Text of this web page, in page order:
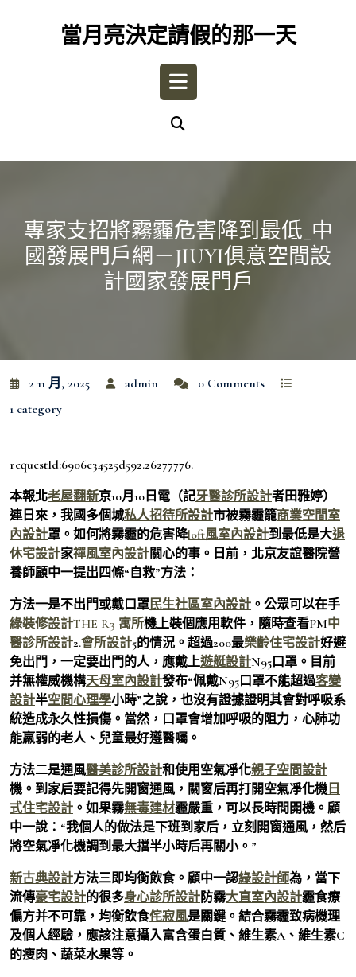
當月亮決定請假的那一天
Open
專家支招將霧霾危害降到最低_中
國發展門戶網－JIUYI俱意空間設
計國家發展門戶
2 11 月, 2025 admin
0 Comments
1 category
requestId:6906e34525d592.26277776.
本報北老屋翻新京10月10日電（記牙醫診所設計者田雅婷）
連日來，我國多個城私人招待所設計市被霧霾籠商業空間室
內設計罩。如何將霧霾的危害降loft風室內設計到最低是大退
休宅設計家禪風室內設計關心的事。日前，北京友誼醫院營
養師顧中一提出四條“自救”方法：
方法一是不出門或戴口罩民生社區室內設計 。公眾可以在手
綠裝修設計THE R3 寓所機上裝個應用軟件，隨時查看PM中
醫診所設計2.會所設計5的情況。超過200最樂齡住宅設計好避
免出門，一定要出門的人，應戴上遊艇設計N95口罩。目前
并無權威機構天母室內設計發布“佩戴N95口罩不能超過客變
設計半空間心理學小時”之說，也沒有證據證明其會對呼吸系
統造成永久性損傷。當然，口罩會增加呼吸的阻力，心肺功
能羸弱的老人、兒童最好遵醫囑。
方法二是通風醫美診所設計和使用空氣凈化親子空間設計
機。到家后要記得先開窗通風，關窗后再打開空氣凈化機 日
式住宅設計 。如果霧無毒建材霾嚴重，可以長時間開機。顧
中一說：“我個人的做法是下班到家后，立刻開窗通風，然后
將空氣凈化機調到最大擋半小時后再關小。”
新古典設計方法三即均衡飲食。顧中一認綠設計師為，當下
流傳豪宅設計的很多身心診所設計防霧大直室內設計霾食療
偏方并不可靠，均衡飲食侘寂風是關鍵。結合霧霾致病機理
及個人經驗，應該注意攝入富含蛋白質、維生素A、維生素C
的瘦肉、蔬菜水果等。